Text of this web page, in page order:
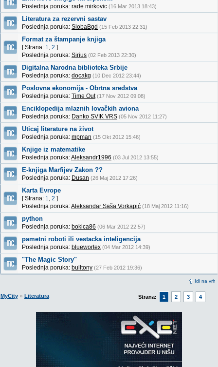
Idi na vrh
Poslednja poruka: rade mirkovic (16 Mar 2013 18:43)
Literatura za rezervni sastav
Poslednja poruka: SlobaBgd (15 Feb 2013 22:31)
Format za štampanje knjiga
[ Strana: 1, 2 ]
Poslednja poruka: Sirius (02 Feb 2013 22:30)
Digitalna Narodna biblioteka Srbije
Poslednja poruka: docakg (10 Dec 2012 23:44)
Poslovna ekonomija - Obrtna sredstva
Poslednja poruka: Time Out (17 Nov 2012 09:08)
Enciklopedija mlaznih lovačkih aviona
Poslednja poruka: Danko SVIK VRS (05 Nov 2012 11:27)
Uticaj literature na život
Poslednja poruka: mpman (15 Okt 2012 15:46)
Knjige iz matematike
Poslednja poruka:Aleksandr1996 (03 Jul 2012 13:55)
E-knjiga Marfijev Zakon ??
Poslednja poruka: Dusan (26 Maj 2012 17:26)
Karta Evrope
[ Strana: 1, 2 ]
Poslednja poruka:Aleksandar Saša Vorkapić (18 Maj 2012 11:16)
python
Poslednja poruka: bokica86 (06 Mar 2012 22:57)
pametni roboti ili vestacka inteligencija
Poslednja poruka: bluewortex (04 Mar 2012 14:39)
"The Magic Story"
Poslednja poruka: bulltony (27 Feb 2012 19:36)
Strana: 1 2 3 4
MyCity » Literatura